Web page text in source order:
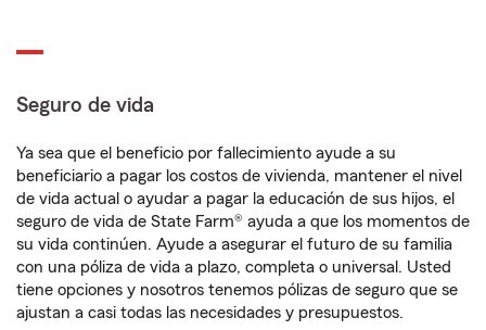
Seguro de vida
Ya sea que el beneficio por fallecimiento ayude a su
beneficiario a pagar los costos de vivienda, mantener el nivel
de vida actual o ayudar a pagar la educación de sus hijos, el
seguro de vida de State Farm® ayuda a que los momentos de
su vida continúen. Ayude a asegurar el futuro de su familia
con una póliza de vida a plazo, completa o universal. Usted
tiene opciones y nosotros tenemos pólizas de seguro que se
ajustan a casi todas las necesidades y presupuestos.